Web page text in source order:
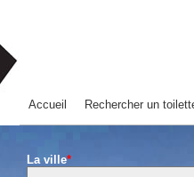
Accueil Rechercher un
La ville*